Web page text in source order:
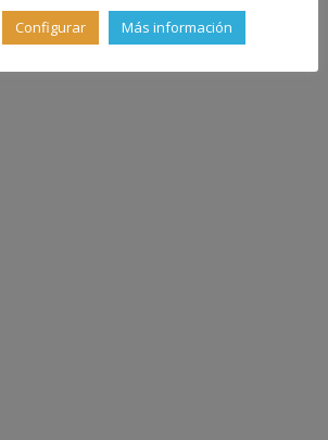
Configurar Más información